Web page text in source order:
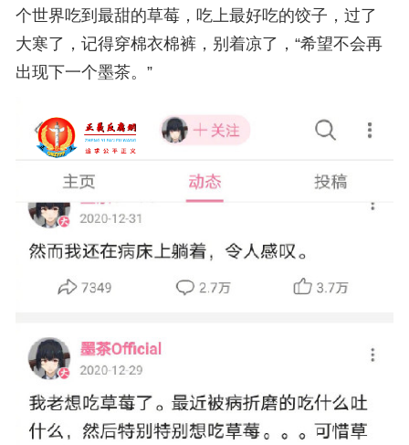
个世界吃到最甜的草莓，吃上最好吃的饺子，过了
大寒了，记得穿棉衣棉裤，别着凉了，“希望不会再
出现下一个墨茶。”